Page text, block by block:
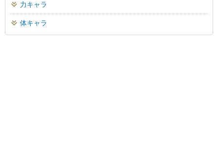
力キャラ
体キャラ